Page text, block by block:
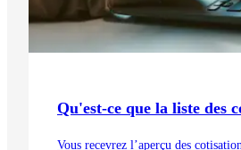
Qu'est-ce que la liste des
Vous recevrez l’aperçu des